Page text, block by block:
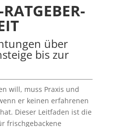
über
bis zur
will, muss Praxis und
er keinen erfahrenen
Dieser Leitfaden ist die
frischgebackene